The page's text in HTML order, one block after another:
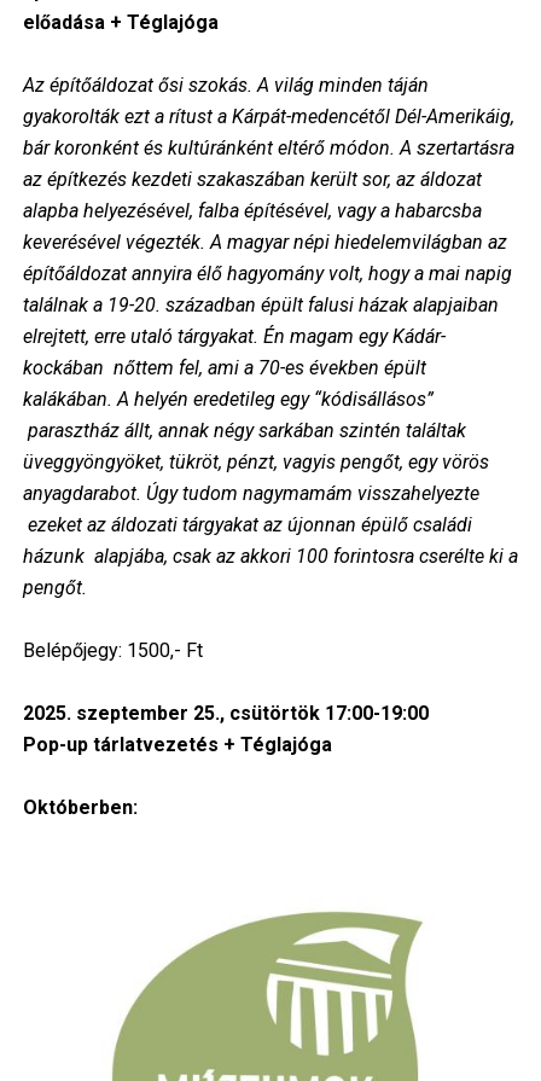
előadása + Téglajóga
Az építőáldozat ősi szokás. A világ minden táján
gyakorolták ezt a rítust a Kárpát-medencétől Dél-Amerikáig,
bár koronként és kultúránként eltérő módon. A szertartásra
az építkezés kezdeti szakaszában került sor, az áldozat
alapba helyezésével, falba építésével, vagy a habarcsba
keverésével végezték. A magyar népi hiedelemvilágban az
építőáldozat annyira élő hagyomány volt, hogy a mai napig
találnak a 19-20. században épült falusi házak alapjaiban
elrejtett, erre utaló tárgyakat. Én magam egy Kádár-
kockában nőttem fel, ami a 70-es években épült
kalákában. A helyén eredetileg egy “kódisállásos”
parasztház állt, annak négy sarkában szintén találtak
üveggyöngyöket, tükröt, pénzt, vagyis pengőt, egy vörös
anyagdarabot. Úgy tudom nagymamám visszahelyezte
ezeket az áldozati tárgyakat az újonnan épülő családi
házunk alapjába, csak az akkori 100 forintosra cserélte ki a
pengőt.
Belépőjegy: 1500,- Ft
2025. szeptember 25., csütörtök 17:00-19:00
Pop-up tárlatvezetés + Téglajóga
Októberben: